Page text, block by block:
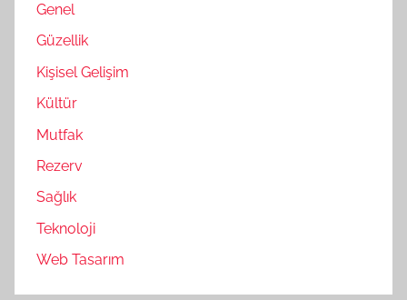
Genel
Güzellik
Kişisel Gelişim
Kültür
Mutfak
Rezerv
Sağlık
Teknoloji
Web Tasarım